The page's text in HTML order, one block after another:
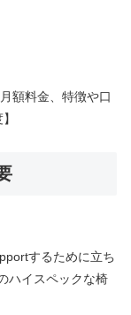
額料金、特徴や口
するために立ち
ハイスペックな椅